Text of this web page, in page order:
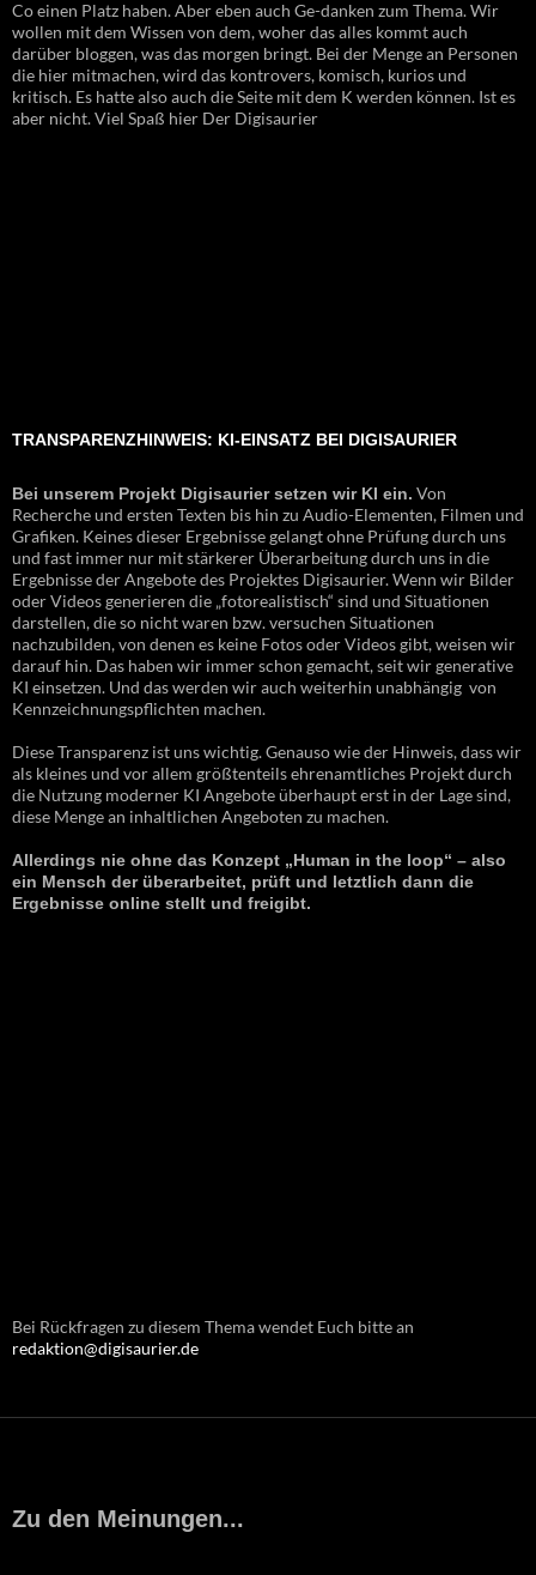
Co einen Platz haben. Aber eben auch Ge-danken zum Thema. Wir
wollen mit dem Wissen von dem, woher das alles kommt auch
darüber bloggen, was das morgen bringt. Bei der Menge an Personen
die hier mitmachen, wird das kontrovers, komisch, kurios und
kritisch. Es hatte also auch die Seite mit dem K werden können. Ist es
aber nicht. Viel Spaß hier Der Digisaurier
TRANSPARENZHINWEIS: KI-EINSATZ BEI DIGISAURIER
Bei unserem Projekt Digisaurier setzen wir KI ein. Von
Recherche und ersten Texten bis hin zu Audio-Elementen, Filmen und
Grafiken. Keines dieser Ergebnisse gelangt ohne Prüfung durch uns
und fast immer nur mit stärkerer Überarbeitung durch uns in die
Ergebnisse der Angebote des Projektes Digisaurier. Wenn wir Bilder
oder Videos generieren die „fotorealistisch“ sind und Situationen
darstellen, die so nicht waren bzw. versuchen Situationen
nachzubilden, von denen es keine Fotos oder Videos gibt, weisen wir
darauf hin. Das haben wir immer schon gemacht, seit wir generative
KI einsetzen. Und das werden wir auch weiterhin unabhängig von
Kennzeichnungspflichten machen.
Diese Transparenz ist uns wichtig. Genauso wie der Hinweis, dass wir
als kleines und vor allem größtenteils ehrenamtliches Projekt durch
die Nutzung moderner KI Angebote überhaupt erst in der Lage sind,
diese Menge an inhaltlichen Angeboten zu machen.
Allerdings nie ohne das Konzept „Human in the loop“ – also
ein Mensch der überarbeitet, prüft und letztlich dann die
Ergebnisse online stellt und freigibt.
Bei Rückfragen zu diesem Thema wendet Euch bitte an
redaktion@digisaurier.de
Zu den Meinungen...